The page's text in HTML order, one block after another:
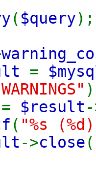
( $query);
=
= $result
( "%s
->close